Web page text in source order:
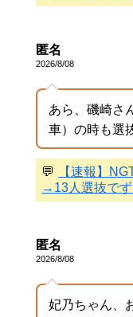
匿名
2026/8/08
あら、磯崎さ
車）の時も選
💬
【速報】
→13人選抜で
匿名
2026/8/08
妃乃ちゃん、